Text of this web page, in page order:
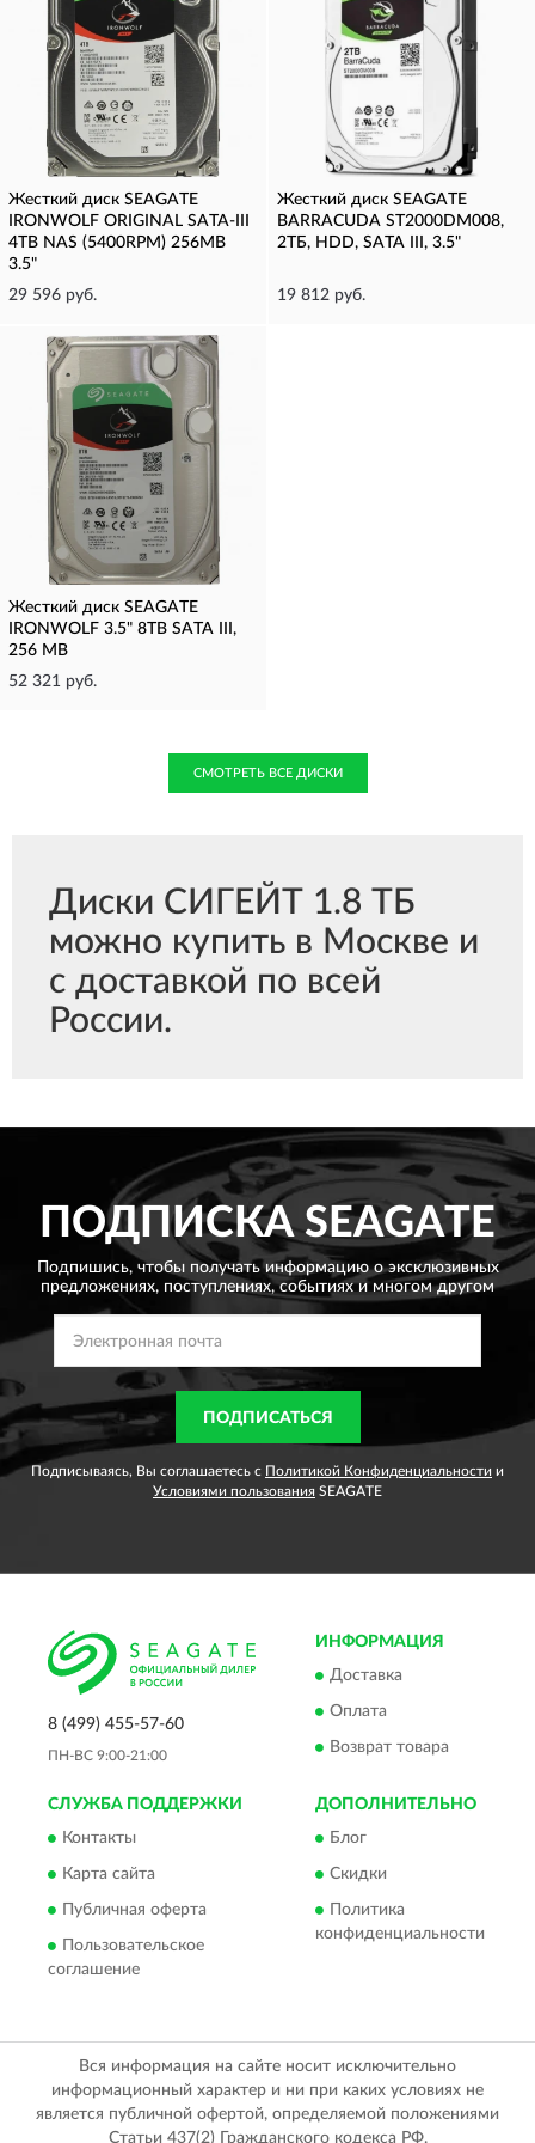
Жесткий диск SEAGATE
IRONWOLF ORIGINAL SATA-III
4TB NAS (5400RPM) 256MB
3.5"
29 596 руб.
Жесткий диск SEAGATE
BARRACUDA ST2000DM008,
2ТБ, HDD, SATA III, 3.5"
19 812 руб.
Жесткий диск SEAGATE
IRONWOLF 3.5" 8TB SATA III,
256 MB
52 321 руб.
СМОТРЕТЬ ВСЕ ДИСКИ
Диски СИГЕЙТ 1.8 ТБ
можно купить в Москве и
с доставкой по всей
России.
ПОДПИСКА SEAGATE
Подпишись, чтобы получать информацию о эксклюзивных
предложениях, поступлениях, событиях и многом другом
ПОДПИСАТЬСЯ
Подписываясь, Вы соглашаетесь с Политикой Конфиденциальности и
Условиями пользования SEAGATE
8 (499) 455-57-60
ПН-ВС 9:00-21:00
ИНФОРМАЦИЯ
Доставка
Оплата
Возврат товара
СЛУЖБА ПОДДЕРЖКИ
Контакты
Карта сайта
Публичная оферта
Пользовательское
соглашение
ДОПОЛНИТЕЛЬНО
Блог
Скидки
Политика
конфиденциальности
Вся информация на сайте носит исключительно
информационный характер и ни при каких условиях не
является публичной офертой, определяемой положениями
Статьи 437(2) Гражданского кодекса РФ.